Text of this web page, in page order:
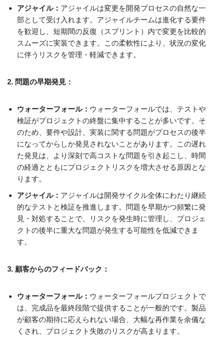
アジャイル： アジャイルは変更を開発プロセスの自然な一
部として受け入れます。アジャイルチームは進化する要件
を歓迎し、短期間の反復（スプリント）内で変更を比較的
スムーズに実装できます。この柔軟性により、状況の変化
に伴うリスクを管理・軽減できます。
2. 問題の早期発見：
ウォーターフォール： ウォーターフォールでは、テストや
検証がプロジェクトの終盤に集中することが多いです。そ
のため、要件や設計、実装に関する問題がプロセスの後半
になってからしか発見されないことがあります。この遅れ
た発見は、より深刻で高コストな問題を引き起こし、時間
の経過とともにプロジェクトリスクを増大させる原因とな
ります。
アジャイル： アジャイルは開発サイクル全体にわたり継続
的なテストと検証を推進します。問題を早期かつ頻繁に発
見・対処することで、リスクを発生時に管理し、プロジェ
クトの後半に重大な問題が発生する可能性を低減できま
す。
3. 顧客からのフィードバック：
ウォーターフォール： ウォーターフォールプロジェクトで
は、完成品を最終段階で提供することが一般的です。製品
が顧客の期待に応えられない場合、大幅な再作業を余儀な
くされ、プロジェクト失敗のリスクが高まります。